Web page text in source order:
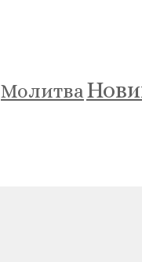
Молитва